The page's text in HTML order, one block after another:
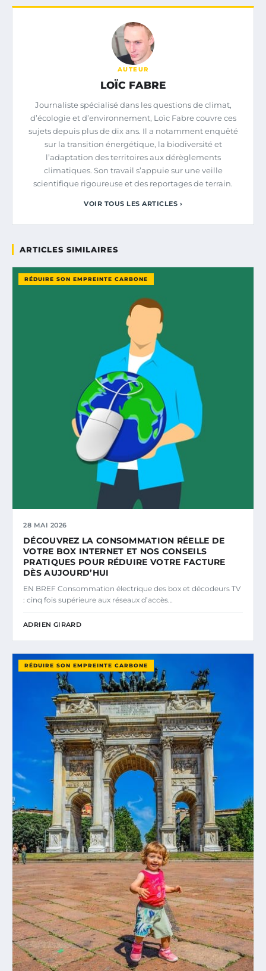
AUTEUR
LOÏC FABRE
Journaliste spécialisé dans les questions de climat,
d’écologie et d’environnement, Loïc Fabre couvre ces
sujets depuis plus de dix ans. Il a notamment enquêté
sur la transition énergétique, la biodiversité et
l’adaptation des territoires aux dérèglements
climatiques. Son travail s’appuie sur une veille
scientifique rigoureuse et des reportages de terrain.
VOIR TOUS LES ARTICLES ›
ARTICLES SIMILAIRES
RÉDUIRE SON EMPREINTE CARBONE
28 MAI 2026
DÉCOUVREZ LA CONSOMMATION RÉELLE DE
VOTRE BOX INTERNET ET NOS CONSEILS
PRATIQUES POUR RÉDUIRE VOTRE FACTURE
DÈS AUJOURD’HUI
EN BREF Consommation électrique des box et décodeurs TV
: cinq fois supérieure aux réseaux d’accès…
ADRIEN GIRARD
RÉDUIRE SON EMPREINTE CARBONE